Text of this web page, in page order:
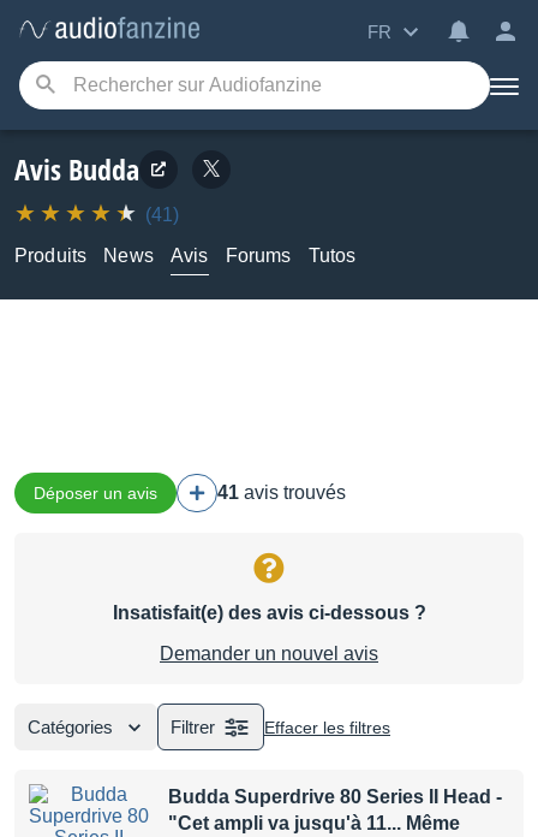
FR
Avis Budda
(41)
Produits
News Avis Forums Tutos
Déposer un avis 41 avis trouvés
Insatisfait(e) des avis ci-dessous ?
Demander un nouvel avis
Catégories Filtrer Effacer les filtres
Budda Superdrive 80 Series II Head -
"Cet ampli va jusqu'à 11... Même